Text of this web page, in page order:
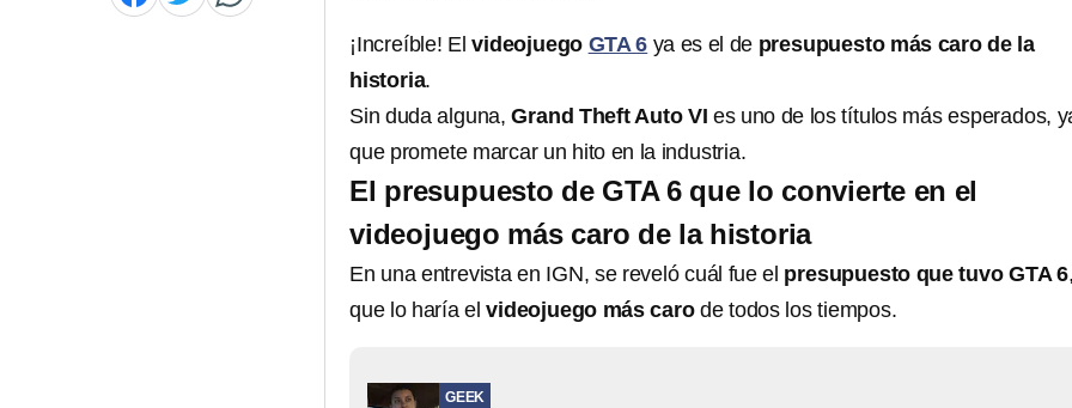
¡Increíble! Elvideojuego GTA 6 ya es el de presupuesto más caro de la
historia.
Sin duda alguna,Grand Theft Auto VI es uno de los títulos más esperados,
que promete marcar un hito en la industria.
El presupuesto de GTA 6 que lo convierte en el
videojuego más caro de la historia
En una entrevista en IGN, se reveló cuál fue el presupuesto que tuvo GTA 6
que lo haría elvideojuego más carode todos los tiempos.
GEEK